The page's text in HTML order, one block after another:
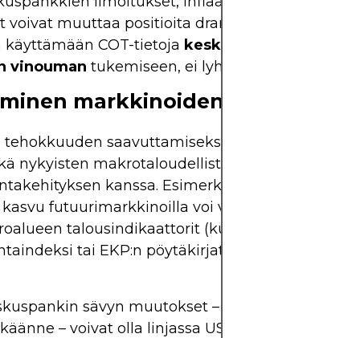
voivat muuttaa positioita dramaattisesti.
COT-tietoja keskipitkän ja pitkän
vinouman tukemiseen, ei lyhyen aikavälin
markkinoiden
saavuttamiseksi COT-tietoja tulisi
nykyisten makrotaloudellisten
kanssa. Esimerkiksi
futuurimarkkinoilla voi vahvistaa
talousindikaattorit (kuten BKT,
tai EKP:n pöytäkirjat) ovat myös
sävyn muutokset – kuten Fedin
– voivat olla linjassa USD-lyhyiden